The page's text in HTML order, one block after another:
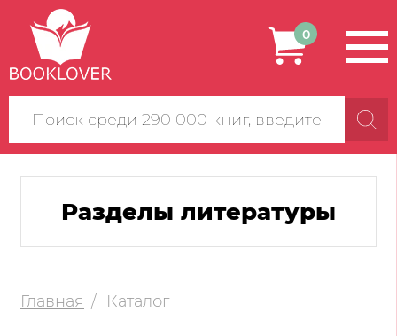
Поиск
по
сайту
0
Разделы литературы
Главная Каталог